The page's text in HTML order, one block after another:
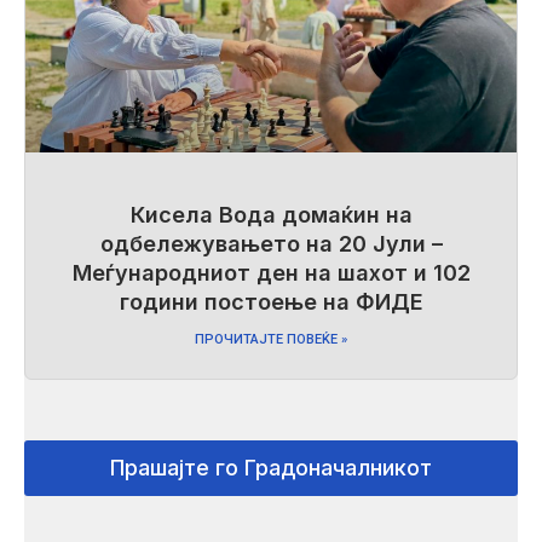
Кисела Вода домаќин на
одбележувањето на 20 Јули –
Меѓународниот ден на шахот и 102
години постоење на ФИДЕ
ПРОЧИТАЈТЕ ПОВЕЌЕ »
Прашајте го Градоначалникот